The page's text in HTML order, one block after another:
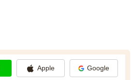
Apple Google